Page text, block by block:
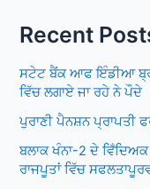
Recent
ਸਟੇਟ ਬੈਂਕ ਆਫ ਇੰਡੀਆ
ਵਿੱਚ ਲਗਾਏ ਜਾ ਰਹੇ ਨੇ ਪੌਦੇ
ਪੁਰਾਣੀ ਪੈਨਸ਼ਨ ਪ੍ਰਾਪਤੀ
ਬਲਾਕ ਖੰਨਾ-2 ਦੇ
ਰਾਜਪੂਤਾਂ ਵਿੱਚ